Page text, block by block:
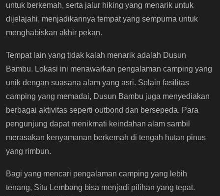
untuk berkemah, serta jalur hiking yang menarik untuk
dijelajahi, menjadikannya tempat yang sempurna untuk
menghabiskan akhir pekan.
Tempat lain yang tidak kalah menarik adalah Dusun
Bambu. Lokasi ini menawarkan pengalaman camping yang
unik dengan suasana alam yang asri. Selain fasilitas
camping yang memadai, Dusun Bambu juga menyediakan
berbagai aktivitas seperti outbond dan bersepeda. Para
pengunjung dapat menikmati keindahan alam sambil
merasakan kenyamanan berkemah di tengah hutan pinus
yang rimbun.
Bagi yang mencari pengalaman camping yang lebih
tenang, Situ Lembang bisa menjadi pilihan yang tepat.